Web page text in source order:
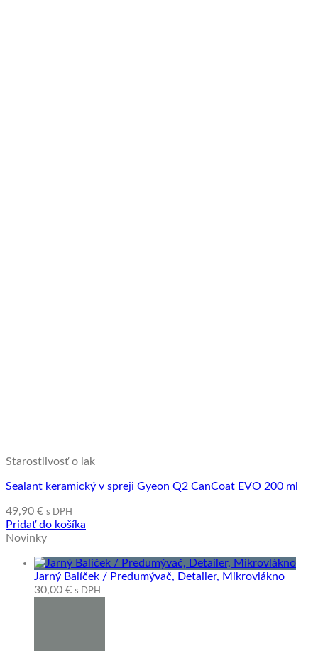
Starostlivosť o lak
Sealant keramický v spreji Gyeon Q2 CanCoat EVO 200 ml
49,90 € s DPH
Pridať do košíka
Novinky
Jarný Balíček / Predumývač, Detailer, Mikrovlákno
30,00 € s DPH